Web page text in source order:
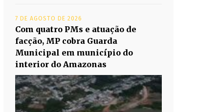
7 DE AGOSTO DE 2026
Com quatro PMs e atuação de
facção, MP cobra Guarda
Municipal em município do
interior do Amazonas